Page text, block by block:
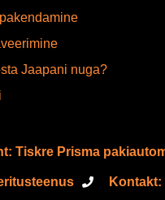
Jaapani nuga?
Tiskre Prisma
Kontakt: